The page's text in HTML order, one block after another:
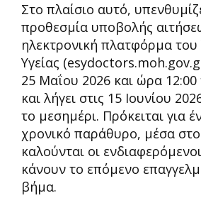
Στο πλαίσιο αυτό,
προθεσμία υποβολής
ηλεκτρονική πλατφόρμα του
Υγείας
25 Μαΐου 2026 και ώρα 12:00
και λήγει στις 15 Ιουνίου
το μεσημέρι. Πρόκειται για
χρονικό παράθυρο, μέσα
καλούνται οι
κάνουν το επόμενο
βήμα.